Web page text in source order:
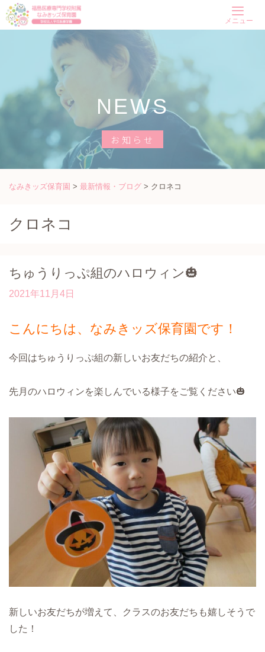
Skip
メニュー
NEWS
お知らせ
なみきッズ保育園 > 最新情報・ブログ > クロネコ
クロネコ
ちゅうりっぷ組のハロウィン🎃
2021年11月4日
こんにちは、なみきッズ保育園です！
今回はちゅうりっぷ組の新しいお友だちの紹介と、
先月のハロウィンを楽しんでいる様子をご覧ください🎃
新しいお友だちが増えて、クラスのお友だちも嬉しそうで
した！